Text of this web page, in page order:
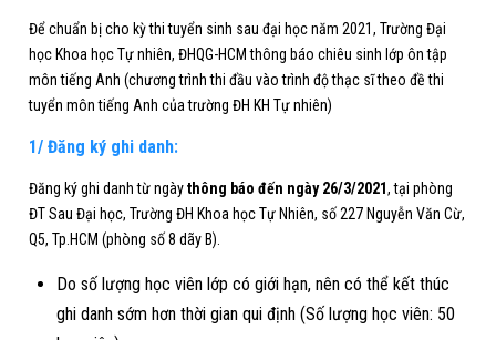
Để chuẩn bị cho kỳ thi tuyển sinh sau đại học năm 2021, Trường Đại
học Khoa học Tự nhiên, ĐHQG-HCM thông báo chiêu sinh lớp ôn tập
môn tiếng Anh (chương trình thi đầu vào trình độ thạc sĩ theo đề thi
tuyển môn tiếng Anh của trường ĐH KH Tự nhiên)
1/ Đăng ký ghi danh:
Đăng ký ghi danh từ ngàythông báo đến ngày 26/3/2021, tại phòng
ĐT Sau Đại học, Trường ĐH Khoa học Tự Nhiên, số 227 Nguyễn Văn Cừ,
Q5, Tp.HCM (phòng số 8 dãy B).
Do số lượng học viên lớp có giới hạn, nên có thể kết thúc
ghi danh sớm hơn thời gian qui định (Số lượng học viên: 50